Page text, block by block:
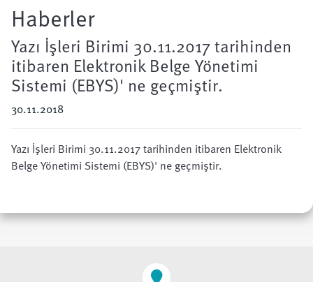
Haberler
Yazı İşleri Birimi 30.11.2017 tarihinden
itibaren Elektronik Belge Yönetimi
Sistemi (EBYS)' ne geçmiştir.
30.11.2018
Yazı İşleri Birimi 30.11.2017 tarihinden itibaren Elektronik
Belge Yönetimi Sistemi (EBYS)' ne geçmiştir.